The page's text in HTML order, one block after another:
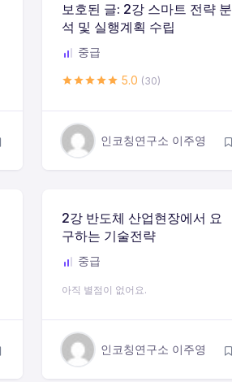
보호된 글: 2강 스마트 전략 분
석 및 실행계획 수립
중급
5.0 (30)
인코칭연구소 이주영
2강 반도체 산업현장에서 요
구하는 기술전략
중급
아직 별점이 없어요.
인코칭연구소 이주영